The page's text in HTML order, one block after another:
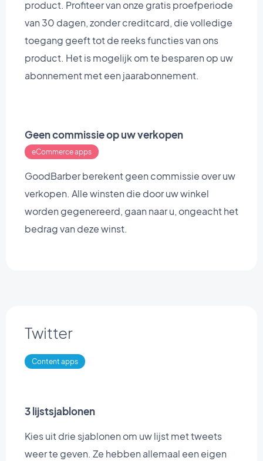
product. Profiteer van onze gratis proefperiode
van 30 dagen, zonder creditcard, die volledige
toegang geeft tot de reeks functies van ons
product. Het is mogelijk om te besparen op uw
abonnement met een jaarabonnement.
Geen commissie op uw verkopen
eCommerce apps
GoodBarber berekent geen commissie over uw
verkopen. Alle winsten die door uw winkel
worden gegenereerd, gaan naar u, ongeacht het
bedrag van deze winst.
Twitter
Content apps
3 lijstsjablonen
Kies uit drie sjablonen om uw lijst met tweets
weer te geven. Ze hebben allemaal een eigen